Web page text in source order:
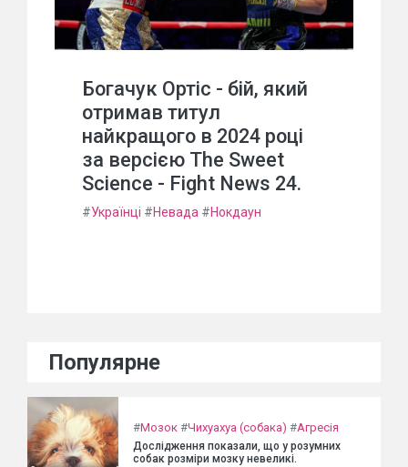
Богачук Ортіс - бій, який
отримав титул
найкращого в 2024 році
за версією The Sweet
Science - Fight News 24.
#Українці #Невада #Нокдаун
Популярне
#Мозок #Чихуахуа (собака) #Агресія
Дослідження показали, що у розумних
собак розміри мозку невеликі.